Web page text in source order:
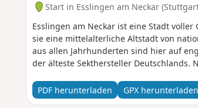
Start in Esslingen am Neckar
Esslingen am Neckar ist eine Stadt
sie eine mittelalterliche Altstadt von
aus allen Jahrhunderten sind hier auf
der älteste Sekthersteller Deutschlands.
PDF herunterladen GPX herunterladen